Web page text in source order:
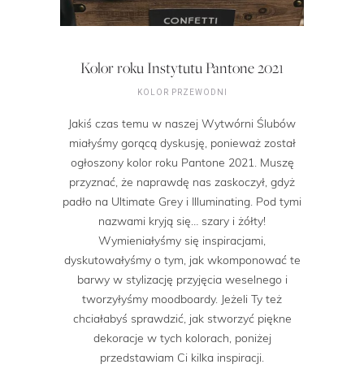
Kolor roku Instytutu Pantone 2021
KOLOR PRZEWODNI
Jakiś czas temu w naszej Wytwórni Ślubów
miałyśmy gorącą dyskusję, ponieważ został
ogłoszony kolor roku Pantone 2021. Muszę
przyznać, że naprawdę nas zaskoczył, gdyż
padło na Ultimate Grey i Illuminating. Pod tymi
nazwami kryją się… szary i żółty!
Wymieniałyśmy się inspiracjami,
dyskutowałyśmy o tym, jak wkomponować te
barwy w stylizację przyjęcia weselnego i
tworzyłyśmy moodboardy. Jeżeli Ty też
chciałabyś sprawdzić, jak stworzyć piękne
dekoracje w tych kolorach, poniżej
przedstawiam Ci kilka inspiracji.